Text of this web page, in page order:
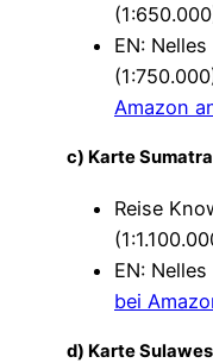
EN:
Amazon
c) Karte Sumatra
Reise
EN:
bei
d) Karte